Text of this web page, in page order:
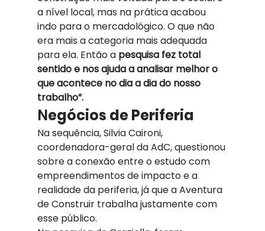
a nível local, mas na prática acabou
indo para o mercadológico. O que não
era mais a categoria mais adequada
para ela. Então a pesquisa fez total
sentido e nos ajuda a analisar melhor o
que acontece no dia a dia do nosso
trabalho”.
Negócios de Periferia
Na sequência, Silvia Caironi,
coordenadora-geral da AdC, questionou
sobre a conexão entre o estudo com
empreendimentos de impacto e a
realidade da periferia, já que a Aventura
de Construir trabalha justamente com
esse público.